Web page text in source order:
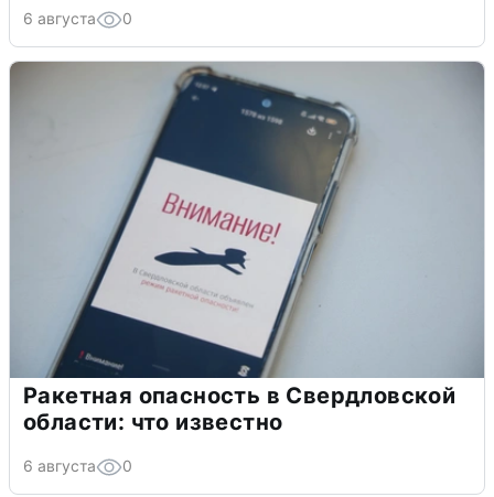
6 августа 0
Ракетная опасность в Свердловской
области: что известно
6 августа 0